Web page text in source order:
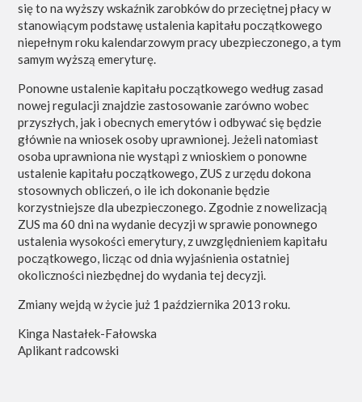
się to na wyższy wskaźnik zarobków do przeciętnej płacy w
stanowiącym podstawę ustalenia kapitału początkowego
niepełnym roku kalendarzowym pracy ubezpieczonego, a tym
samym wyższą emeryturę.
Ponowne ustalenie kapitału początkowego według zasad
nowej regulacji znajdzie zastosowanie zarówno wobec
przyszłych, jak i obecnych emerytów i odbywać się będzie
głównie na wniosek osoby uprawnionej. Jeżeli natomiast
osoba uprawniona nie wystąpi z wnioskiem o ponowne
ustalenie kapitału początkowego, ZUS z urzędu dokona
stosownych obliczeń, o ile ich dokonanie będzie
korzystniejsze dla ubezpieczonego. Zgodnie z nowelizacją
ZUS ma 60 dni na wydanie decyzji w sprawie ponownego
ustalenia wysokości emerytury, z uwzględnieniem kapitału
początkowego, licząc od dnia wyjaśnienia ostatniej
okoliczności niezbędnej do wydania tej decyzji.
Zmiany wejdą w życie już 1 października 2013 roku.
Kinga Nastałek-Fałowska
Aplikant radcowski